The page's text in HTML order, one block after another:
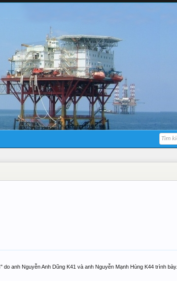
anh Nguyễn Anh Dũng K41 và anh Nguyễn Mạnh Hùng K44 trình bày.